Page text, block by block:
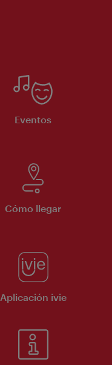
Eventos
Cómo llegar
Aplicación ivie